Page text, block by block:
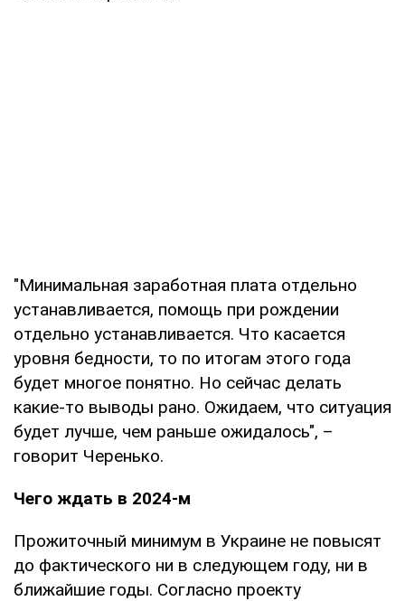
"Минимальная заработная плата отдельно
устанавливается, помощь при рождении
отдельно устанавливается. Что касается
уровня бедности, то по итогам этого года
будет многое понятно. Но сейчас делать
какие-то выводы рано. Ожидаем, что ситуация
будет лучше, чем раньше ожидалось", –
говорит Черенько.
Чего ждать в 2024-м
Прожиточный минимум в Украине не повысят
до фактического ни в следующем году, ни в
ближайшие годы. Согласно проекту